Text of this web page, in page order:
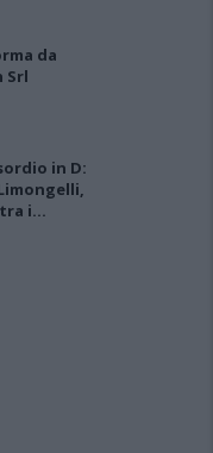
da
Srl
in D:
tra i…